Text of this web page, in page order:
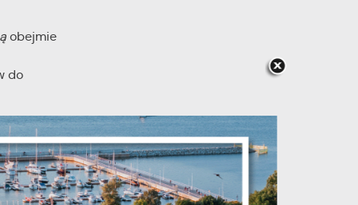
obejmie
do